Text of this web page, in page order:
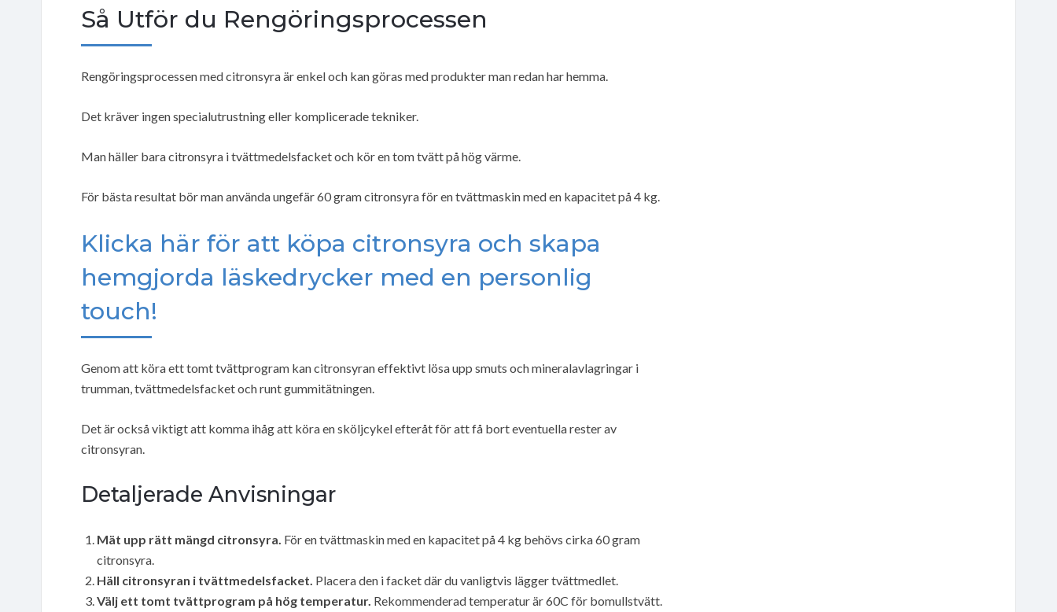
Så Utför du Rengöringsprocessen
Rengöringsprocessen med citronsyra är enkel och kan göras med produkter man redan har hemma.
Det kräver ingen specialutrustning eller komplicerade tekniker.
Man häller bara citronsyra i tvättmedelsfacket och kör en tom tvätt på hög värme.
För bästa resultat bör man använda ungefär 60 gram citronsyra för en tvättmaskin med en kapacitet på 4 kg.
Klicka här för att köpa citronsyra och skapa
hemgjorda läskedrycker med en personlig
touch!
Genom att köra ett tomt tvättprogram kan citronsyran effektivt lösa upp smuts och mineralavlagringar i
trumman, tvättmedelsfacket och runt gummitätningen.
Det är också viktigt att komma ihåg att köra en sköljcykel efteråt för att få bort eventuella rester av
citronsyran.
Detaljerade Anvisningar
Mät upp rätt mängd citronsyra. För en tvättmaskin med en kapacitet på 4 kg behövs cirka 60 gram
citronsyra.
Häll citronsyran i tvättmedelsfacket. Placera den i facket där du vanligtvis lägger tvättmedlet.
Välj ett tomt tvättprogram på hög temperatur. Rekommenderad temperatur är 60C för bomullstvätt.